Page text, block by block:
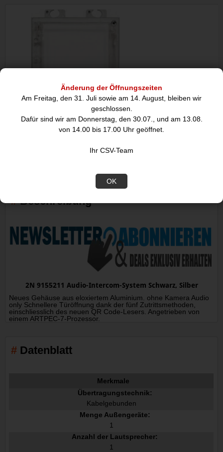
Änderung der Öffnungszeiten
Am Freitag, den 31. Juli sowie am 14. August, bleiben wir
geschlossen.
Dafür sind wir am Donnerstag, den 30.07., und am 13.08.
von 14.00 bis 17.00 Uhr geöffnet.
Ihr CSV-Team
OK
2N Zubehör EntryCom IP Verso
2N
Beschreibung
2N 9155211 Audio-Intercom-System Schwarz, Silber
Neues Gehäuse aus eloxiertem Aluminium. ohne Kamera Audio
only Schnellere Türöffnung dank der fünf Zutrittsmethoden,
einschliesslich des neuen QR Code-Lesers. Angetrieben von
einem ARTPEC-7-Prozessor.
Datenblatt
Merkmale
Übertragungstechnik:
Kabelgebunden
Menge Außengeräte:
1
Anzahl der Lautsprecher:
1